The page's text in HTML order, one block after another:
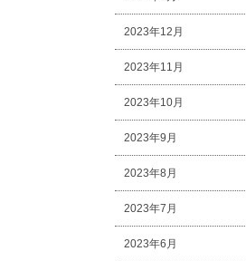
2023年12月
2023年11月
2023年10月
2023年9月
2023年8月
2023年7月
2023年6月